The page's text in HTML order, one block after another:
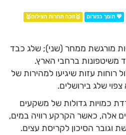
💖 תומך בפורום 🥇זוכה תחרות הצילום🥇
מורגשת ממחר (שני); שלג כבד
משיטפונות ברחבי הארץ.
רוחות עזות שיגיעו למהירות של
כמויות גדולות של משקעים
אלה, כאשר הקרקע רוויה במים,
וגובר הסיכון לקריסת עצים.